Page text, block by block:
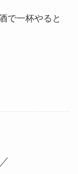
で一杯やると